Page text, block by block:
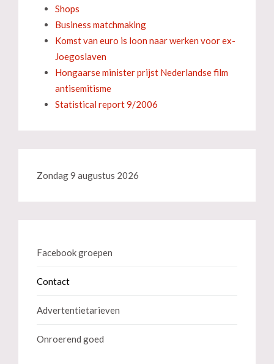
Shops
Business matchmaking
Komst van euro is loon naar werken voor ex-
Joegoslaven
Hongaarse minister prijst Nederlandse film
antisemitisme
Statistical report 9/2006
Zondag 9 augustus 2026
Facebook groepen
Contact
Advertentietarieven
Onroerend goed